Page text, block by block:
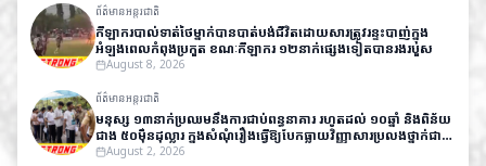
ព័ត៌មានអន្តរជាតិ
កីឡាករបាល់ទាត់ថៃម្នាក់បានបាត់បង់ជីវិតដោយសារត្រូវរន្ទះបាញ់ក្នុង
អំឡុងពេលកំពុងប្រកួត ខណៈកីឡាករ ១២នាក់ផ្សេងទៀតបានរងរបួស
August 8, 2026
ព័ត៌មានអន្តរជាតិ
មនុស្ស ១៣នាក់ប្រឈមនឹងការជាប់ពន្ធនាគារ រហូតដល់ ១០ឆ្នាំ និងពិន័យ
ជាង ៥០ម៉ឺនដុល្លារ ក្នុងសំណុំរឿងធ្វើឱ្យបែកធ្លាយវិញ្ញាសារប្រលងថ្នាក់ជាតិ
នៅឥណ្ឌា
August 2, 2026